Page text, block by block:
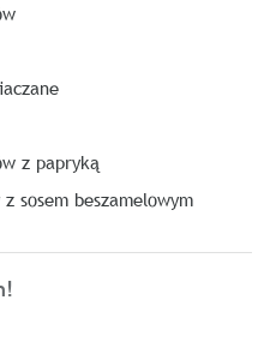
z papryką
sosem beszamelowym